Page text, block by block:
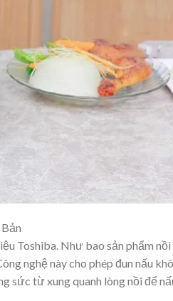
Toshiba. Như bao sản phẩm nồi
nghệ này cho phép đun nấu
sức từ xung quanh lòng nồi để